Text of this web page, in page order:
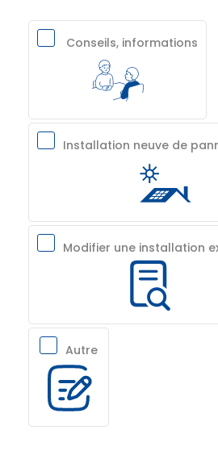
Conseils, informations
Installation neuve de
Modifier une installation
Autre